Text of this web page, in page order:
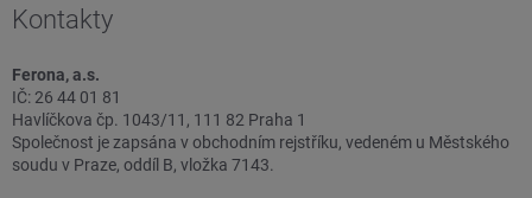
Kontakty
Ferona, a.s.
IČ: 26 44 01 81
Havlíčkova čp. 1043/11, 111 82 Praha 1
Společnost je zapsána v obchodním rejstříku, vedeném u Městského
soudu v Praze, oddíl B, vložka 7143.